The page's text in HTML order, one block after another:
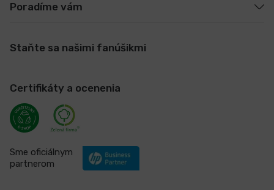
Poradíme vám
Staňte sa našimi fanúšikmi
Certifikáty a ocenenia
Sme oficiálnym
partnerom